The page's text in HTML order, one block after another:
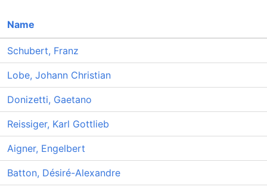
Name
Schubert, Franz
Lobe, Johann Christian
Donizetti, Gaetano
Reissiger, Karl Gottlieb
Aigner, Engelbert
Batton, Désiré-Alexandre